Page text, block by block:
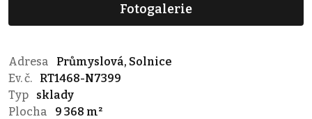
Fotogalerie
Adresa
Průmyslová, Solnice
Ev. č.
RT1468-N7399
Typ
sklady
Plocha
9 368 m²